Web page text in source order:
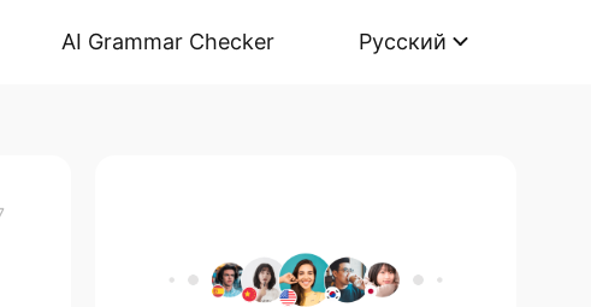
AI Grammar Checker Русский